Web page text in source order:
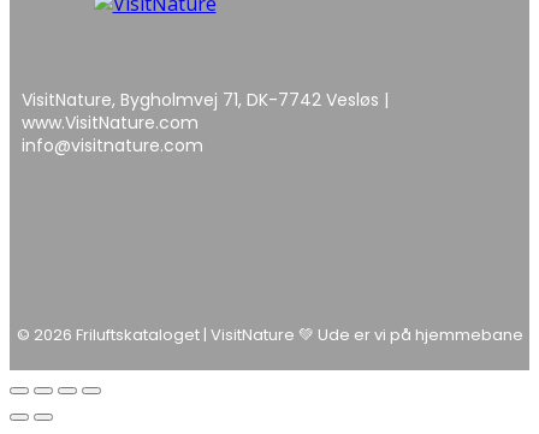
VisitNature, Bygholmvej 71, DK-7742 Vesløs |
www.VisitNature.com
info@visitnature.com
© 2026 Friluftskataloget | VisitNature 💚 Ude er vi på hjemmebane